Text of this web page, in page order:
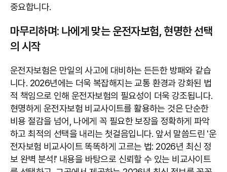
중요합니다.
마무리하며: 나에게 맞는 운전자보험, 현명한 선택
의 시작
운전자보험은 만일의 사고에 대비하는 든든한 방패와 같습
니다. 2026년에는 더욱 복잡해지는 교통 환경과 강화된 법
적 책임으로 인해 운전자보험의 필요성이 더욱 강조됩니다.
현명하게 운전자보험 비교사이트를 활용하는 것은 단순한
비용 절감을 넘어, 나에게 꼭 필요한 보장을 정확하게 파악
하고 최적의 선택을 내리는 첫걸음입니다. 앞서 말씀드린 '운
전자보험 비교사이트 똑똑하게 고르는 법: 2026년 최신 정
보 완벽 분석!' 내용을 바탕으로 신뢰할 수 있는 비교사이트